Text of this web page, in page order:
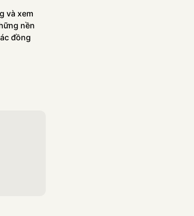
và xem
nền
đồng